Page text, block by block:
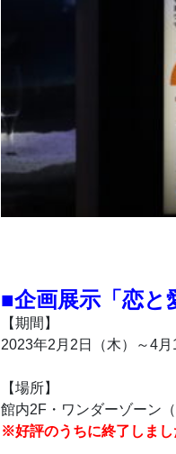
■企画展示「恋と
【期間】
2023年2月2日（木）～4月
【場所】
館内2F・ワンダーゾーン（
※好評のうちに終了しまし